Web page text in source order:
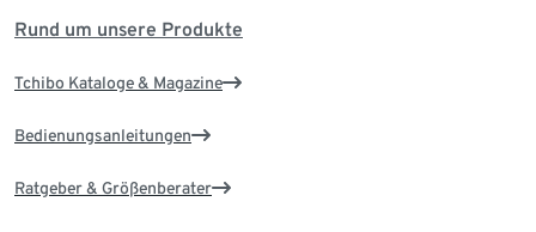
Rund um unsere Produkte
Tchibo Kataloge & Magazine
Bedienungsanleitungen
Ratgeber & Größenberater